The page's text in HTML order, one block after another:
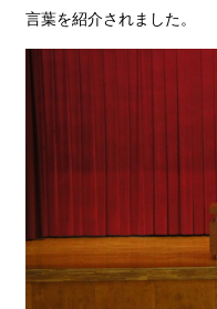
言葉を紹介されました。